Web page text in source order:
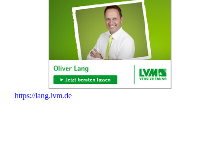
https://lang.lvm.de